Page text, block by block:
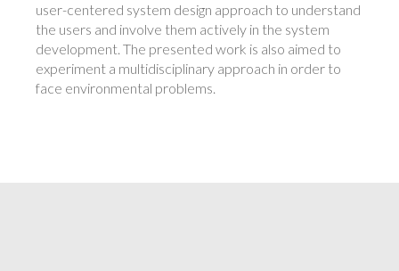
user-centered system design approach to understand
the users and involve them actively in the system
development. The presented work is also aimed to
experiment a multidisciplinary approach in order to
face environmental problems.